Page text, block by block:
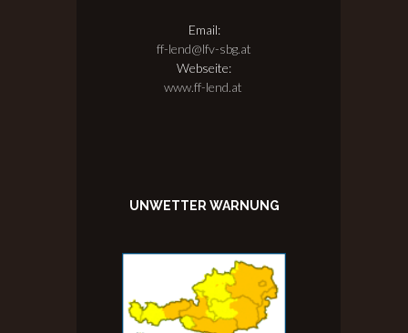
Email:
ff-lend@lfv-sbg.at
Webseite:
www.ff-lend.at
UNWETTER WARNUNG